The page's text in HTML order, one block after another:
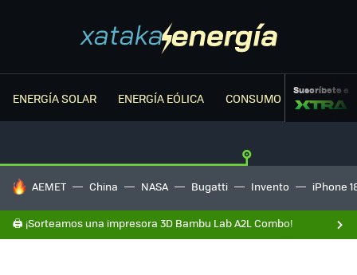
ENERGÍA SOLAR ENERGÍA EÓLICA CONSUMO ENERGÉTICO
Suscríbete a
HOY SE HABLA DE
AEMET China NASA Bugatti Invento iPhone
🖨️ ¡Sorteamos una impresora 3D Bambu Lab A2L Combo!